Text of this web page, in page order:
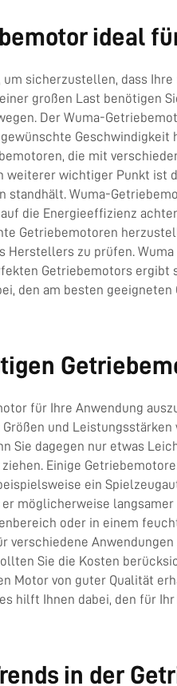
ideal
sicherzustellen, dass
großen Last
Der Wuma-
die mit
wichtiger Punkt ist
standhält. Wuma-
die Energieeffizienz
Getriebemotoren
Herstellers zu prüfen.
Getriebemotors ergibt
den am besten
für Ihre Anwendung
und
Sie dagegen nur etwas
Einige
ein
möglicherweise
oder in einem
Sie die Kosten
Motor von guter Qualität
hilft Ihnen dabei, den für
in der